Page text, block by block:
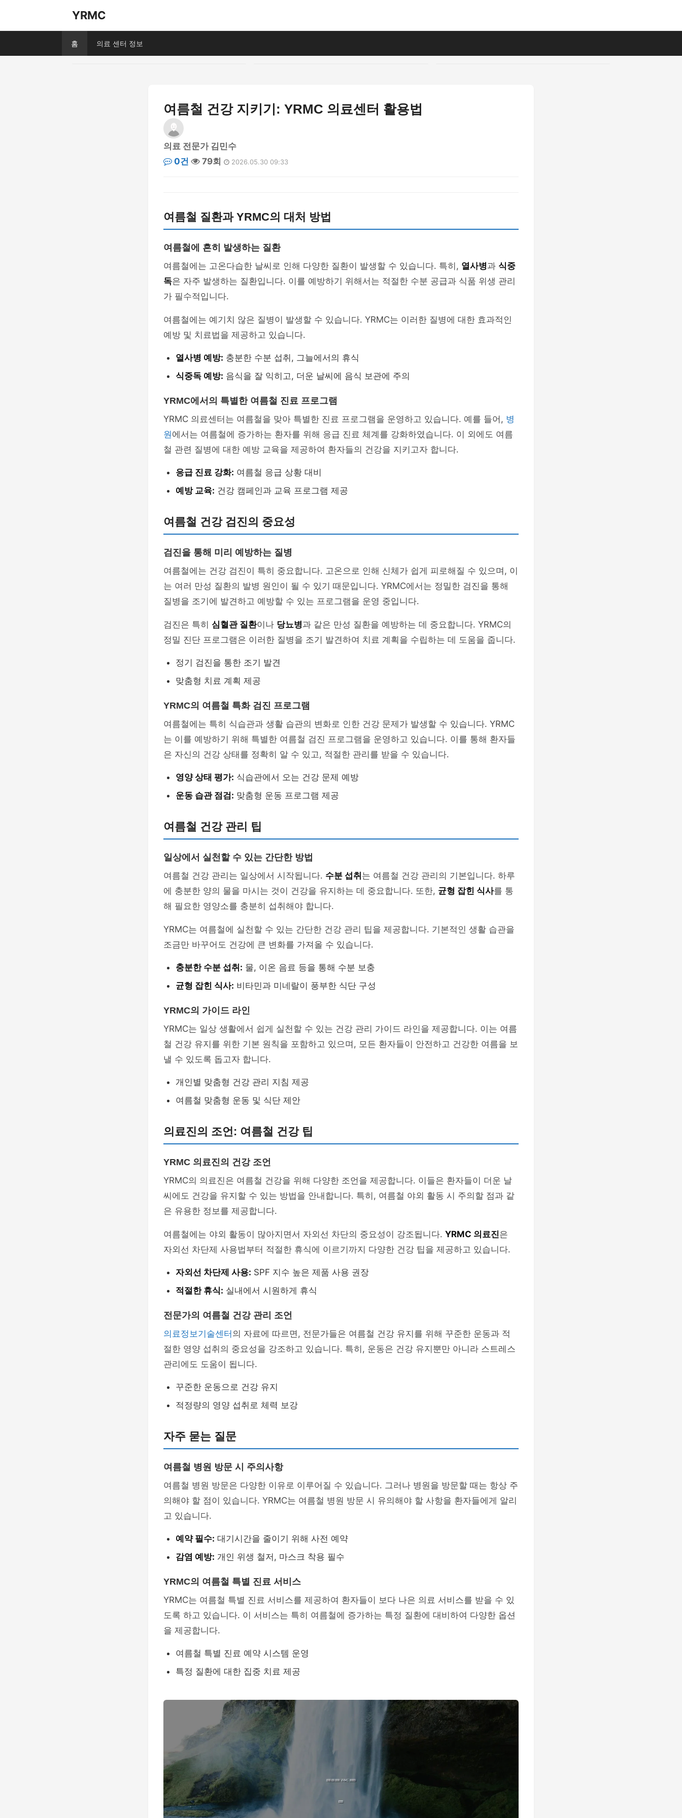
YRMC
홈 의료 센터 정보
여름철 건강 지키기: YRMC 의료센터 활용법
의료 전문가 김민수
0건
79회 2026.05.30 09:33
여름철 질환과 YRMC의 대처 방법
여름철에 흔히 발생하는 질환
여름철에는 고온다습한 날씨로 인해 다양한 질환이 발생할 수 있습니다. 특히, 열사병과 식중
독은 자주 발생하는 질환입니다. 이를 예방하기 위해서는 적절한 수분 공급과 식품 위생 관리
가 필수적입니다.
여름철에는 예기치 않은 질병이 발생할 수 있습니다. YRMC는 이러한 질병에 대한 효과적인
예방 및 치료법을 제공하고 있습니다.
열사병 예방: 충분한 수분 섭취, 그늘에서의 휴식
식중독 예방: 음식을 잘 익히고, 더운 날씨에 음식 보관에 주의
YRMC에서의 특별한 여름철 진료 프로그램
YRMC 의료센터는 여름철을 맞아 특별한 진료 프로그램을 운영하고 있습니다. 예를 들어, 병
원에서는 여름철에 증가하는 환자를 위해 응급 진료 체계를 강화하였습니다. 이 외에도 여름
철 관련 질병에 대한 예방 교육을 제공하여 환자들의 건강을 지키고자 합니다.
응급 진료 강화: 여름철 응급 상황 대비
예방 교육: 건강 캠페인과 교육 프로그램 제공
여름철 건강 검진의 중요성
검진을 통해 미리 예방하는 질병
여름철에는 건강 검진이 특히 중요합니다. 고온으로 인해 신체가 쉽게 피로해질 수 있으며, 이
는 여러 만성 질환의 발병 원인이 될 수 있기 때문입니다. YRMC에서는 정밀한 검진을 통해
질병을 조기에 발견하고 예방할 수 있는 프로그램을 운영 중입니다.
검진은 특히 심혈관 질환이나 당뇨병과 같은 만성 질환을 예방하는 데 중요합니다. YRMC의
정밀 진단 프로그램은 이러한 질병을 조기 발견하여 치료 계획을 수립하는 데 도움을 줍니다.
정기 검진을 통한 조기 발견
맞춤형 치료 계획 제공
YRMC의 여름철 특화 검진 프로그램
여름철에는 특히 식습관과 생활 습관의 변화로 인한 건강 문제가 발생할 수 있습니다. YRMC
는 이를 예방하기 위해 특별한 여름철 검진 프로그램을 운영하고 있습니다. 이를 통해 환자들
은 자신의 건강 상태를 정확히 알 수 있고, 적절한 관리를 받을 수 있습니다.
영양 상태 평가: 식습관에서 오는 건강 문제 예방
운동 습관 점검: 맞춤형 운동 프로그램 제공
여름철 건강 관리 팁
일상에서 실천할 수 있는 간단한 방법
여름철 건강 관리는 일상에서 시작됩니다. 수분 섭취 는 여름철 건강 관리의 기본입니다. 하루
에 충분한 양의 물을 마시는 것이 건강을 유지하는 데 중요합니다. 또한, 균형 잡힌 식사를 통
해 필요한 영양소를 충분히 섭취해야 합니다.
YRMC는 여름철에 실천할 수 있는 간단한 건강 관리 팁을 제공합니다. 기본적인 생활 습관을
조금만 바꾸어도 건강에 큰 변화를 가져올 수 있습니다.
충분한 수분 섭취: 물, 이온 음료 등을 통해 수분 보충
균형 잡힌 식사: 비타민과 미네랄이 풍부한 식단 구성
YRMC의 가이드 라인
YRMC는 일상 생활에서 쉽게 실천할 수 있는 건강 관리 가이드 라인을 제공합니다. 이는 여름
철 건강 유지를 위한 기본 원칙을 포함하고 있으며, 모든 환자들이 안전하고 건강한 여름을 보
낼 수 있도록 돕고자 합니다.
개인별 맞춤형 건강 관리 지침 제공
여름철 맞춤형 운동 및 식단 제안
의료진의 조언: 여름철 건강 팁
YRMC 의료진의 건강 조언
YRMC의 의료진은 여름철 건강을 위해 다양한 조언을 제공합니다. 이들은 환자들이 더운 날
씨에도 건강을 유지할 수 있는 방법을 안내합니다. 특히, 여름철 야외 활동 시 주의할 점과 같
은 유용한 정보를 제공합니다.
여름철에는 야외 활동이 많아지면서 자외선 차단의 중요성이 강조됩니다. YRMC 의료진은
자외선 차단제 사용법부터 적절한 휴식에 이르기까지 다양한 건강 팁을 제공하고 있습니다.
자외선 차단제 사용: SPF 지수 높은 제품 사용 권장
적절한 휴식: 실내에서 시원하게 휴식
전문가의 여름철 건강 관리 조언
의료정보기술센터 의 자료에 따르면, 전문가들은 여름철 건강 유지를 위해 꾸준한 운동과 적
절한 영양 섭취의 중요성을 강조하고 있습니다. 특히, 운동은 건강 유지뿐만 아니라 스트레스
관리에도 도움이 됩니다.
꾸준한 운동으로 건강 유지
적정량의 영양 섭취로 체력 보강
자주 묻는 질문
여름철 병원 방문 시 주의사항
여름철 병원 방문은 다양한 이유로 이루어질 수 있습니다. 그러나 병원을 방문할 때는 항상 주
의해야 할 점이 있습니다. YRMC는 여름철 병원 방문 시 유의해야 할 사항을 환자들에게 알리
고 있습니다.
예약 필수: 대기시간을 줄이기 위해 사전 예약
감염 예방: 개인 위생 철저, 마스크 착용 필수
YRMC의 여름철 특별 진료 서비스
YRMC는 여름철 특별 진료 서비스를 제공하여 환자들이 보다 나은 의료 서비스를 받을 수 있
도록 하고 있습니다. 이 서비스는 특히 여름철에 증가하는 특정 질환에 대비하여 다양한 옵션
을 제공합니다.
여름철 특별 진료 예약 시스템 운영
특정 질환에 대한 집중 치료 제공